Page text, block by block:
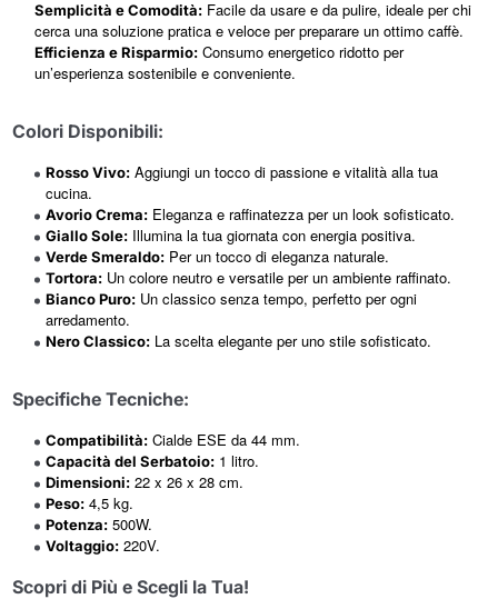
Semplicità e Comodità: Facile da usare e da pulire, ideale per chi
cerca una soluzione pratica e veloce per preparare un ottimo caffè.
Efficienza e Risparmio: Consumo energetico ridotto per
un’esperienza sostenibile e conveniente.
Colori Disponibili:
Rosso Vivo: Aggiungi un tocco di passione e vitalità alla tua
cucina.
Avorio Crema: Eleganza e raffinatezza per un look sofisticato.
Giallo Sole: Illumina la tua giornata con energia positiva.
Verde Smeraldo: Per un tocco di eleganza naturale.
Tortora: Un colore neutro e versatile per un ambiente raffinato.
Bianco Puro: Un classico senza tempo, perfetto per ogni
arredamento.
Nero Classico: La scelta elegante per uno stile sofisticato.
Specifiche Tecniche:
Compatibilità: Cialde ESE da 44 mm.
Capacità del Serbatoio: 1 litro.
Dimensioni: 22 x 26 x 28 cm.
Peso: 4,5 kg.
Potenza: 500W.
Voltaggio: 220V.
Scopri di Più e Scegli la Tua!